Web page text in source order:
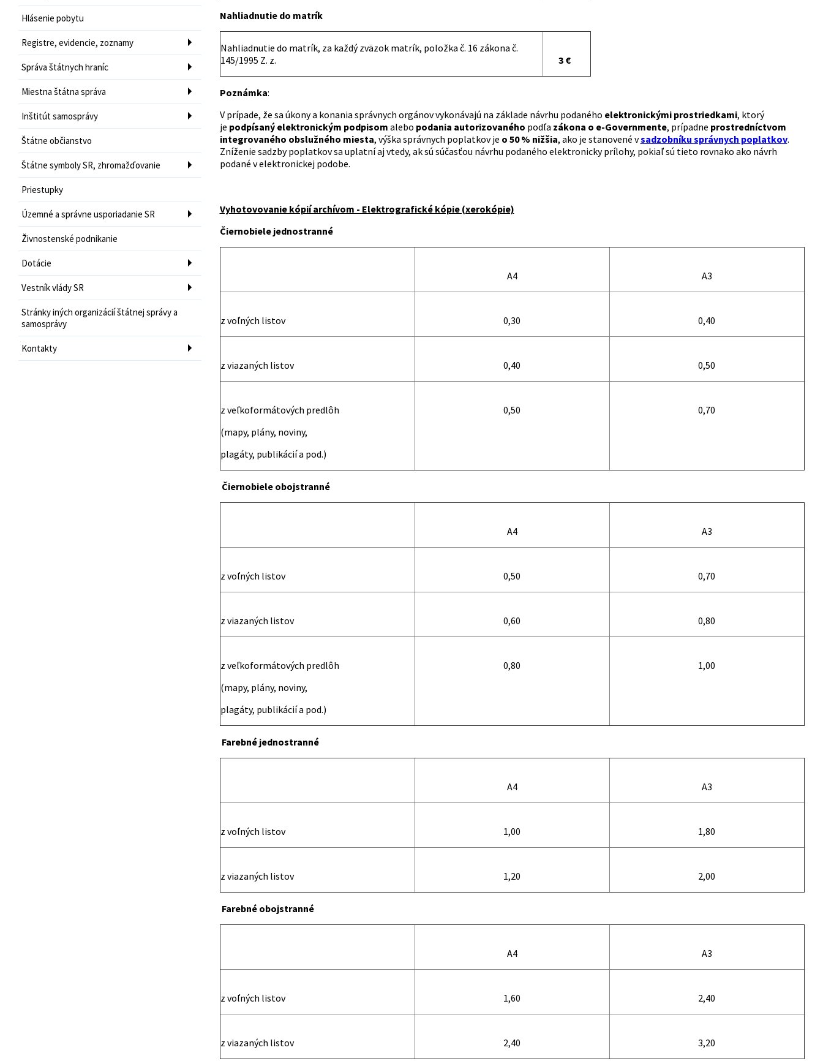
Hlásenie pobytu
Registre, evidencie, zoznamy
Správa štátnych hraníc
Miestna štátna správa
Inštitút samosprávy
Štátne občianstvo
Štátne symboly SR, zhromažďovanie
Priestupky
Územné a správne usporiadanie SR
Živnostenské podnikanie
Dotácie
Vestník vlády SR
Stránky iných organizácií štátnej správy a
samosprávy
Kontakty
Nahliadnutie do matrík
Nahliadnutie do matrík, za každý zväzok matrík, položka č. 16 zákona č.
145/1995 Z. z.
3 €
Poznámka:
V prípade, že sa úkony a konania správnych orgánov vykonávajú na základe návrhu podaného elektronickými prostriedkami, ktorý
je podpísaný elektronickým podpisom alebo podania autorizovaného podľa zákona o e-Governmente, prípadne prostredníctvom
integrovaného obslužného miesta, výška správnych poplatkov je o 50 % nižšia, ako je stanovené vsadzobníku správnych poplatkov.
Zníženie sadzby poplatkov sa uplatní aj vtedy, ak sú súčasťou návrhu podaného elektronicky prílohy, pokiaľ sú tieto rovnako ako návrh
podané v elektronickej podobe.
Vyhotovovanie kópií archívom - Elektrografické kópie (xerokópie)
Čiernobiele jednostranné
A4 A3
z voľných listov 0,30 0,40
z viazaných listov 0,40 0,50
z veľkoformátových predlôh
(mapy, plány, noviny,
plagáty, publikácií a pod.)
0,50 0,70
Čiernobiele obojstranné
A4 A3
z voľných listov 0,50 0,70
z viazaných listov 0,60 0,80
z veľkoformátových predlôh
(mapy, plány, noviny,
plagáty, publikácií a pod.)
0,80 1,00
Farebné jednostranné
A4 A3
z voľných listov 1,00 1,80
z viazaných listov 1,20 2,00
Farebné obojstranné
A4 A3
z voľných listov 1,60 2,40
z viazaných listov 2,40 3,20